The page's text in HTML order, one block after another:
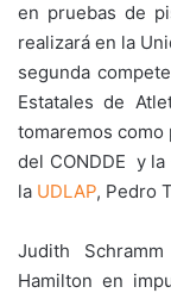
en pruebas de
realizará en la
segunda
Estatales de
tomaremos como
del CONDDE y
la UDLAP, Pedro
Judith
Hamilton en